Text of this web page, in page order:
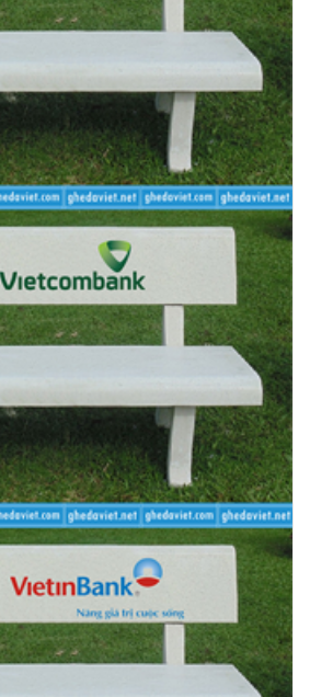
trặc với sản phẩm đặt mua của
hiện các bước sau đây:
sự nguyên vẹn của sản phẩm,
xuất hiện lỗi
liên hệ với trung tâm chăm sóc
tôi để được xác nhận
30 ngày kể từ ngày nhận hàng,
xác nhận từ trung tâm chăm sóc
phẩm bị lỗi kỹ thuật, quý khách vui
dẫn đổi trả hàng để bắt đầu
tiền
sản phẩm kết quả đánh giá chất
tôi sẽ có những phương thức hoàn
tiền điện tử dùng để mua sản
loại
ngân hàng theo thông tin của quý
đơn hàng thanh toán qua thẻ tín
tôi sẽ áp dụng hình thức hoàn tiền